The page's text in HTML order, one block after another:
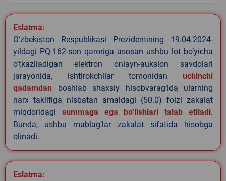
Eslatma:
O‘zbekiston Respublikasi Prezidentining 19.04.2024-
yildagi PQ-162-son qaroriga asosan ushbu lot bo‘yicha
o‘tkaziladigan elektron onlayn-auksion savdolari
jarayonida, ishtirokchilar tomonidan uchinchi
qadamdan boshlab shaxsiy hisobvarag‘ida ularning
narx taklifiga nisbatan amaldagi (50.0) foizi zakalat
miqdoridagi summaga ega bo‘lishlari talab etiladi.
Bunda, ushbu mablag‘lar zakalat sifatida hisobga
olinadi.
Eslatma: